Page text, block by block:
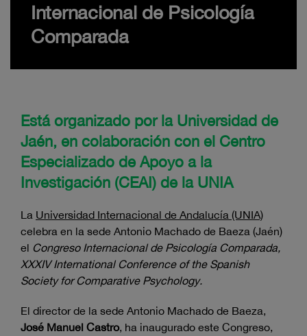
Internacional de Psicología
Comparada
Está organizado por la Universidad de
Jaén, en colaboración con el Centro
Especializado de Apoyo a la
Investigación (CEAI) de la UNIA
La Universidad Internacional de Andalucía (UNIA)
celebra en la sede Antonio Machado de Baeza (Jaén)
el Congreso Internacional de Psicología Comparada,
XXXIV International Conference of the Spanish
Society for Comparative Psychology.
El director de la sede Antonio Machado de Baeza,
José Manuel Castro, ha inaugurado este Congreso,